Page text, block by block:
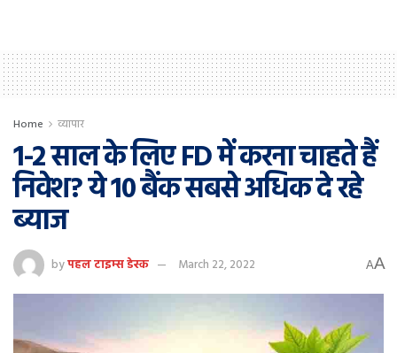
Home व्यापार
1-2 साल के लिए FD में करना चाहते हैं
निवेश? ये 10 बैंक सबसे अधिक दे रहे
ब्याज
byपहल टाइम्स डेस्क March 22, 2022 AA